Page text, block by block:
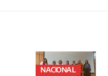
NACIONAL